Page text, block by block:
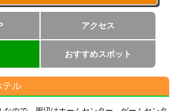
アクセス
おすすめスポット
テル